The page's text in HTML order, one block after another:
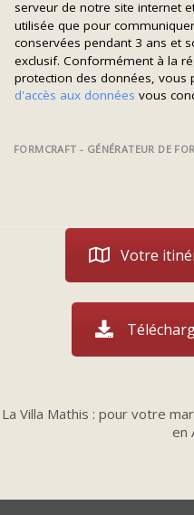
serveur de notre site internet
utilisée que pour
conservées pendant 3 ans et
exclusif. Conformément à la
protection des données, vous
d'accès aux données vous
FORMCRAFT - GÉNÉRATEUR DE
Votre
La Villa Mathis : pour votre
en